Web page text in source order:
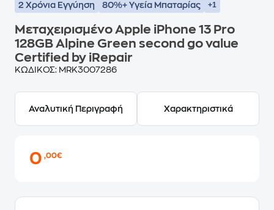
2 Χρόνια Εγγύηση 80%+ Υγεία Μπαταρίας +1
Μεταχειρισμένο Apple iPhone 13 Pro
128GB Alpine Green second go value
Certified by iRepair
ΚΩΔΙΚΟΣ: MRK3007286
Αναλυτική Περιγραφή Χαρακτηριστικά
0,00€